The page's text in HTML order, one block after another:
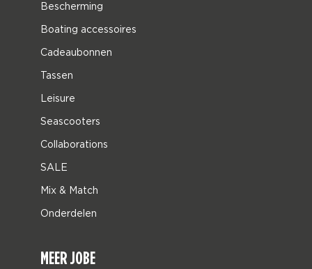
Bescherming
Boating accessoires
Cadeaubonnen
Tassen
Leisure
Seascooters
Collaborations
SALE
Mix & Match
Onderdelen
MEER JOBE